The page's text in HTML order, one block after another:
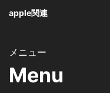
apple関連
Menu